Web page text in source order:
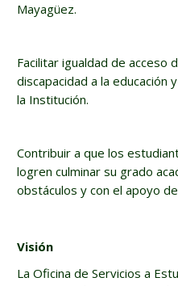
Mayagüez.
Facilitar igualdad de acceso
discapacidad a la educación
la Institución.
Contribuir a que los
logren culminar su grado
obstáculos y con el apoyo
Visión
La Oficina de Servicios a